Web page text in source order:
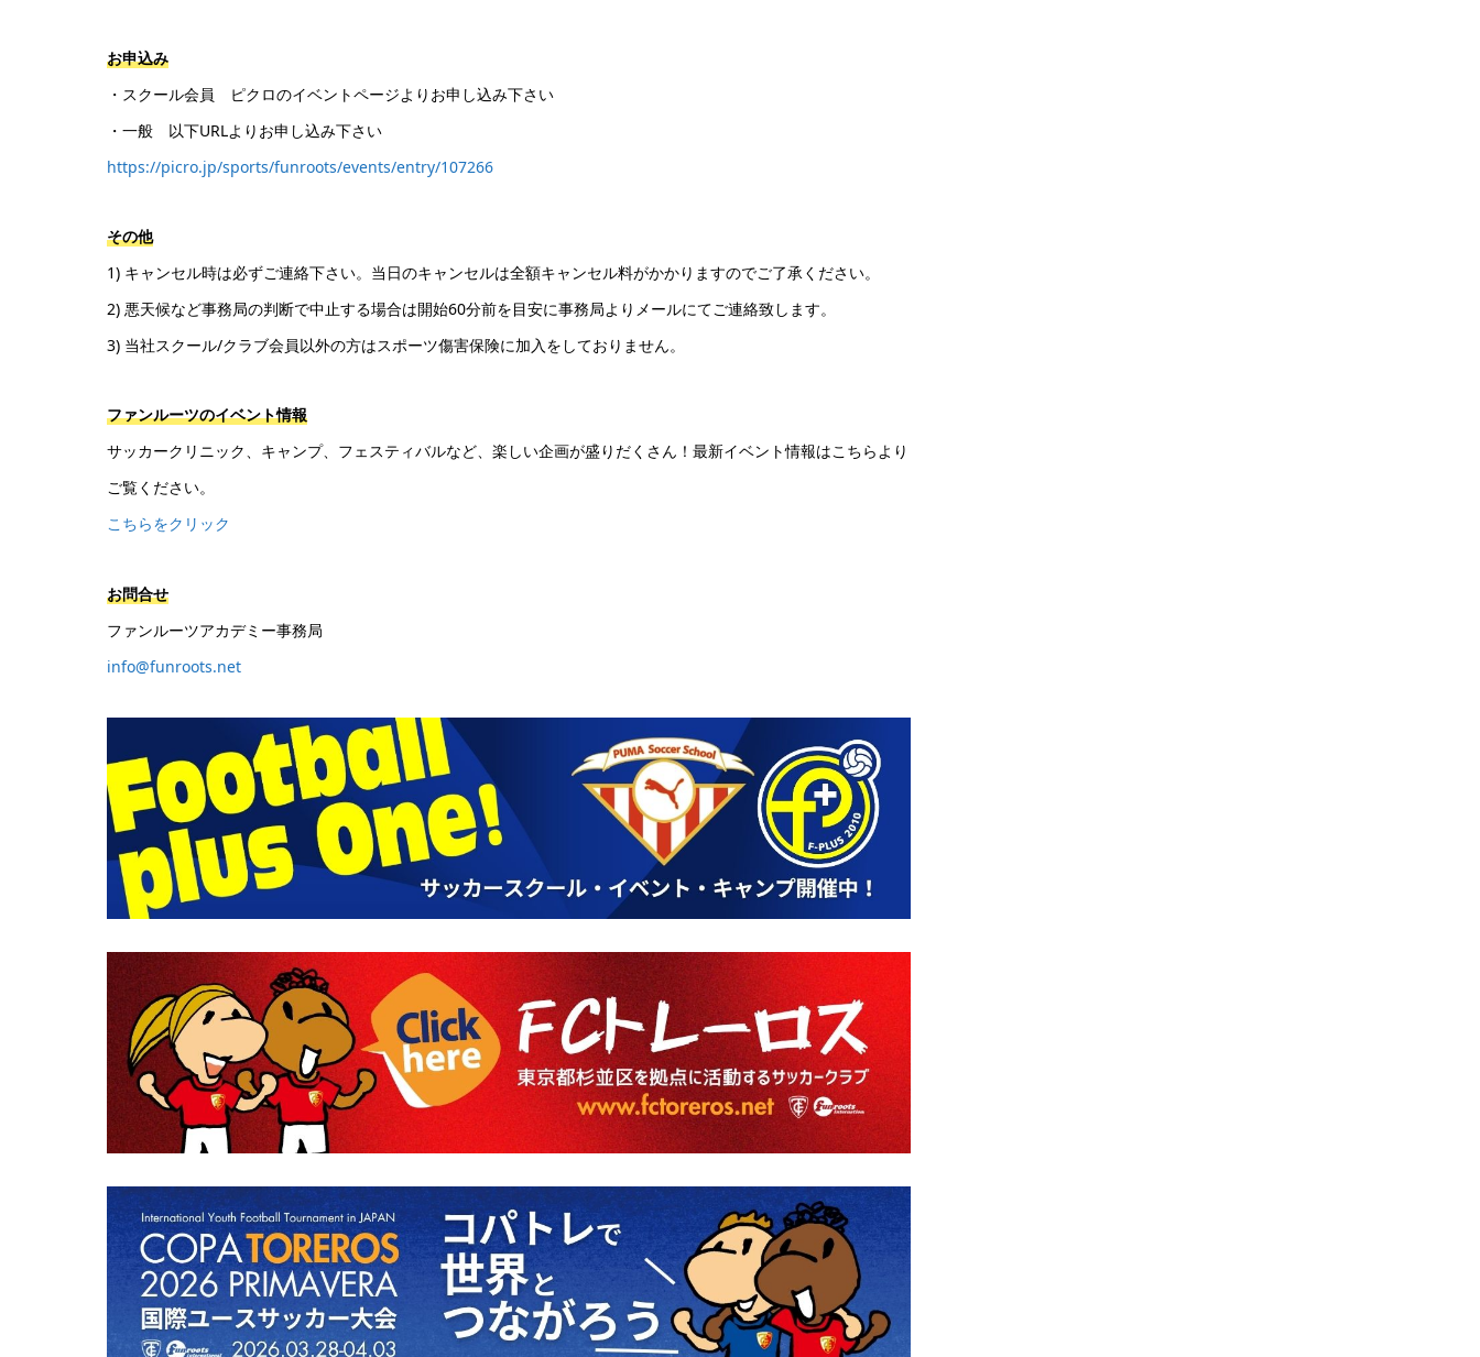
お申込み
・スクール会員 ピクロのイベントページよりお申し込み下さい
・一般 以下URLよりお申し込み下さい
https://picro.jp/sports/funroots/events/entry/107266
その他
1) キャンセル時は必ずご連絡下さい。当日のキャンセルは全額キャンセル料がかかりますのでご了承ください。
2) 悪天候など事務局の判断で中止する場合は開始60分前を目安に事務局よりメールにてご連絡致します。
3) 当社スクール/クラブ会員以外の方はスポーツ傷害保険に加入をしておりません。
ファンルーツのイベント情報
サッカークリニック、キャンプ、フェスティバルなど、楽しい企画が盛りだくさん！最新イベント情報はこちらより
ご覧ください。
こちらをクリック
お問合せ
ファンルーツアカデミー事務局
info@funroots.net